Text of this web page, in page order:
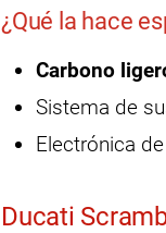
¿Qué la hace
Carbono
Sistema de
Electrónica
Ducati